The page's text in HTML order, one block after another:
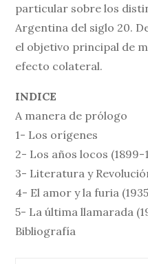
particular sobre los
Argentina del siglo 20.
el objetivo principal de
efecto colateral.
INDICE
A manera de prólogo
1- Los orígenes
2- Los años locos (1899-
3- Literatura y
4- El amor y la furia
5- La última llamarada
Bibliografía